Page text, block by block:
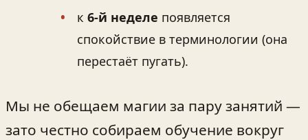
к 6-й неделе появляется
спокойствие в терминологии (она
перестаёт пугать).
Мы не обещаем магии за пару занятий —
зато честно собираем обучение вокруг